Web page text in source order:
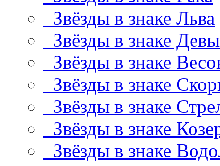
Звёзды в знаке Льва
Звёзды в знаке Девы
Звёзды в знаке
Звёзды в знаке
Звёзды в знаке
Звёзды в знаке
Звёзды в знаке